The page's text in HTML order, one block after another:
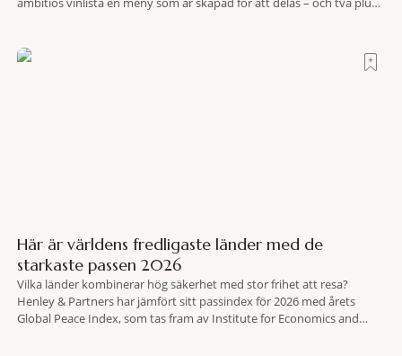
Här är världens fredligaste länder med de
starkaste passen 2026
Vilka länder kombinerar hög säkerhet med stor frihet att resa?
Henley & Partners har jämfört sitt passindex för 2026 med årets
Global Peace Index, som tas fram av Institute for Economics and